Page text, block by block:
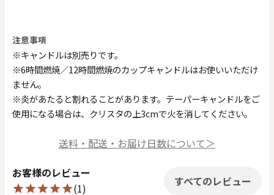
注意事項
※キャンドルは別売りです。
※6時間燃焼／12時間燃焼のカップキャンドルはお使いいただけ
ません。
※炎があたると割れることがあります。テーパーキャンドルをご
使用になる場合は、クリスタの上3cmで火を消してください。
送料・配送・お届け日数について＞
お客様のレビュー
(1)
すべてのレビュー